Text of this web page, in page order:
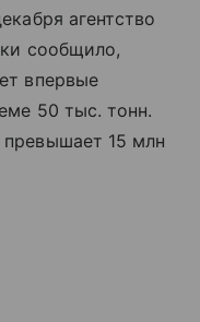
агентство
сообщило,
впервые
50 тыс. тонн.
15 млн